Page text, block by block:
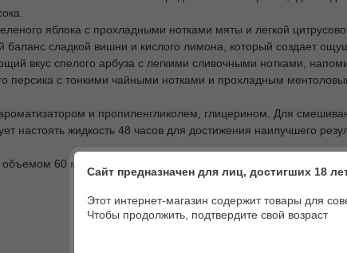
яблока с прохладными нотками мяты и легкой
сладкой вишни и кислого лимона, который создает
вкус спелого арбуза с легкими сливочными нотками,
персика с тонкими чайными нотками и прохладным
и пропиленгликолем, глицерином. Для
жидкость 48 часов для достижения наилучшего
60 мл, и соотношением PG/VG 70/30.
Сайт предназначен для лиц, достигших 18
Этот интернет-магазин содержит товары для
Чтобы продолжить, подтвердите свой возраст